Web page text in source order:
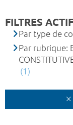
FILTRES
Par type de
Par rubrique:
(1)